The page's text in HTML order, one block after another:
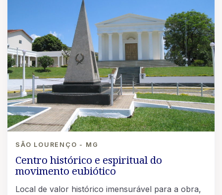
SÃO LOURENÇO - MG
Centro histórico e espiritual do
movimento eubiótico
Local de valor histórico imensurável para a obra,